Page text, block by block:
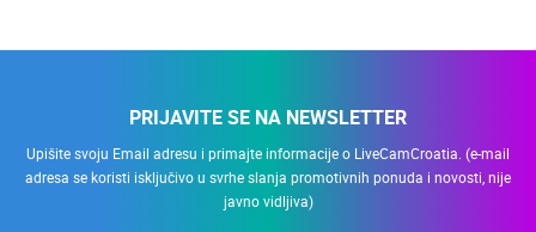
PRIJAVITE SE NA NEWSLETTER
Upišite svoju Email adresu i primajte informacije o LiveCamCroatia. (e-mail
adresa se koristi isključivo u svrhe slanja promotivnih ponuda i novosti, nije
javno vidljiva)